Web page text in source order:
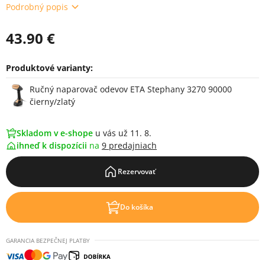
Podrobný popis
43.90 €
Produktové varianty:
Varianty
Ručný naparovač odevov ETA Stephany 3270 90000
čierny/zlatý
Skladom v e-shope u vás už 11. 8.
ihneď k dispozícii na 9 predajniach
Rezervovať
Do košíka
GARANCIA BEZPEČNEJ PLATBY